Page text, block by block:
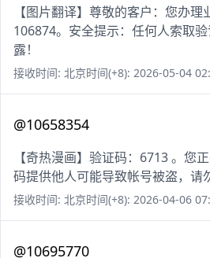
【图片翻译】尊敬的客户：您办理
106874。安全提示：任何人索取
露！
接收时间: 北京时间(+8): 2026-05-04
@10658354
【奇热漫画】验证码：6713 。您
码提供他人可能导致帐号被盗，请
接收时间: 北京时间(+8): 2026-04-06
@10695770